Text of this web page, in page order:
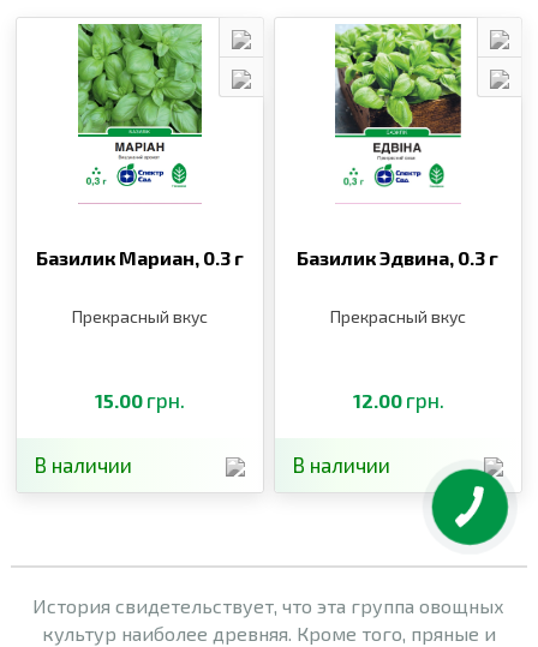
Базилик Мариан, 0.3 г
Прекрасный вкус
15.00 грн.
В наличии
Базилик Эдвина, 0.3 г
Прекрасный вкус
12.00 грн.
В наличии
История свидетельствует, что эта группа овощных
культур наиболее древняя. Кроме того, пряные и